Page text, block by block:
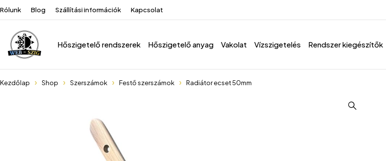
Rólunk Blog Szállítási információk Kapcsolat
Hőszigetelő rendszerek Hőszigetelő anyag Vakolat Vízszigetelés Rendszer kiegészítők
Kezdőlap Shop Szerszámok Festő szerszámok Radiátor ecset 50mm